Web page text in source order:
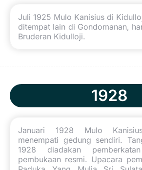
Juli 1925 Mulo Kanisius di
ditempat lain di Gondomanan,
Bruderan Kidulloji.
1928
Januari 1928 Mulo
menempati gedung sendiri.
1928 diadakan
pembukaan resmi. Upacara